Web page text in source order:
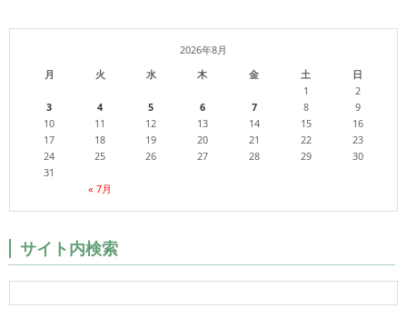
2026年8月
月
火 水 木 金 土 日
« 7月
1
2
3
4 5 6 7 8
9
10
11 12 13 14 15
16
17
18 19 20 21 22
23
24
25 26 27 28 29
30
31
サイト内検索